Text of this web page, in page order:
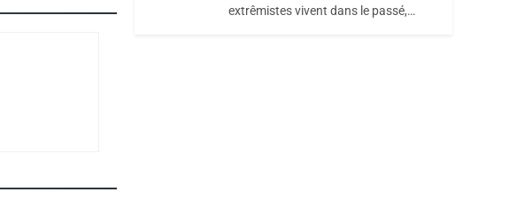
Maroc : Les Amandes
extrêmistes vivent dans le passé,…